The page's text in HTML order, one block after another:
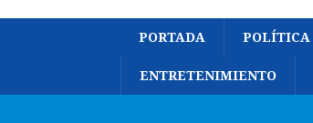
PORTADA POLÍTICA
ENTRETENIMIENTO